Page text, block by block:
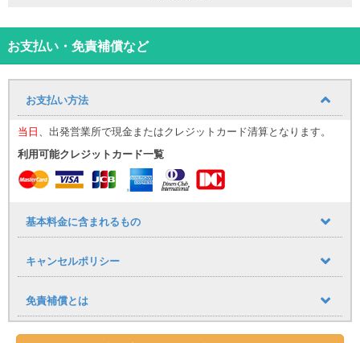
〇お子様用シートオプション選択可能！なんと無料！
※チャイルドシート・ベビーシート・ジュニアシートが選択可です。
〇補償も充実、万一の事故も安心、ワイド補償オプション選択可
能！
対人賠償：無制限/1名（自賠責保険含む）
対物賠償：無制限/1事故
車両保険：時価額/1事故
人身傷害：無制限/1名
※当プランは、免責補償制度加入条件なので、対物・車両の免責が免
除です。
となります。
自走できる状態で返却する事故の場合・・・2万円
自走不可の状態で返却する事故の場合・・・5万円
〇ワイド補償制度（1日あたり1100円）
お支払い・免責補償など
お支払い方法
当日、出発営業所で現金またはクレジットカード清算となります。
利用可能クレジットカード一覧
基本料金に含まれるもの
キャンセルポリシー
免責補償とは